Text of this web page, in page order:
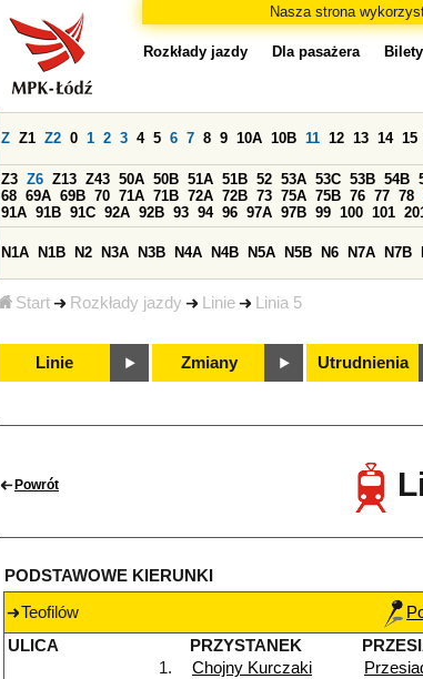
Nasza strona
Start Rozkłady jazdy Linie Linia 5
Rozkłady jazdy Dla pasażera Bilety
Z Z1 Z2 0 1 2 3 4 5 6 7 8 9 10A 10B 11 12 13 14 15
Z3 Z6 Z13 Z43 50A 50B 51A 51B 52 53A 53C 53B 54B
68 69A 69B 70 71A 71B 72A 72B 73 75A 75B 76 77 78
91A 91B 91C 92A 92B 93 94 96 97A 97B 99 100 101
N1A N1B N2 N3A N3B N4A N4B N5A N5B N6 N7A N7B
Linie Zmiany Utrudnienia
Powrót
PODSTAWOWE KIERUNKI
Teofilów
ULICA
PRZYSTANEK
1.
Chojny Kurczaki